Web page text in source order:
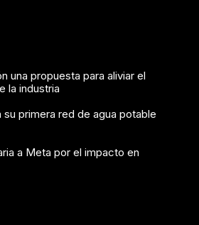
una propuesta para aliviar el
la industria
su primera red de agua potable
a Meta por el impacto en